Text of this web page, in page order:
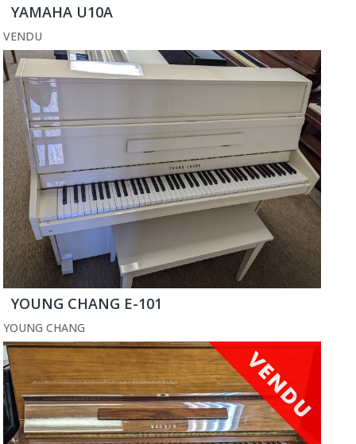
YAMAHA U10A
VENDU
YOUNG CHANG E-101
YOUNG CHANG